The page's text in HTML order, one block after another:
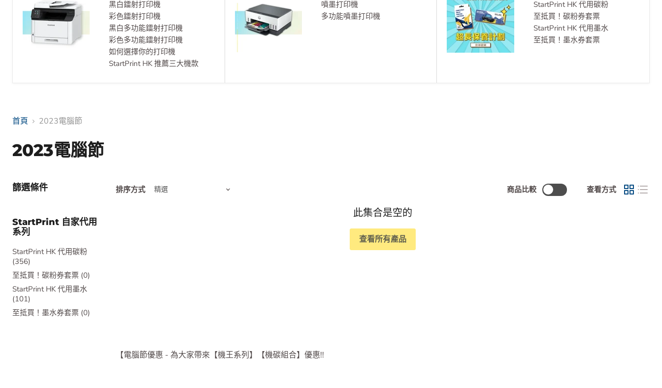
黑白鐳射打印機
彩色鐳射打印機
黑白多功能鐳射打印機
彩色多功能鐳射打印機
如何選擇你的打印機
StartPrint HK 推薦三大機款
噴墨打印機
多功能噴墨打印機
StartPrint HK 代用碳粉
至抵買！碳粉券套票
StartPrint HK 代用墨水
至抵買！墨水券套票
首頁 2023電腦節
2023電腦節
篩選條件
StartPrint 自家代用
系列
StartPrint HK 代用碳粉
(356)
至抵買！碳粉券套票 (0)
StartPrint HK 代用墨水
(101)
至抵買！墨水券套票 (0)
排序方式 商品比較 查看方式
此集合是空的
查看所有產品
【電腦節優惠 - 為大家帶來 【機王系列】【機碳組合】優惠!!